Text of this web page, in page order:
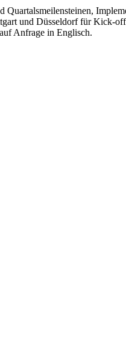
und Düsseldorf für Kick-
Anfrage in Englisch.